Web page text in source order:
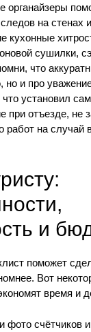
органайзеры
на стенах
кухонные
сушилки,
что
но и про
установил
при отъезде, не
работ на случай
и
поможет
Вот
время и
фото счётчиков